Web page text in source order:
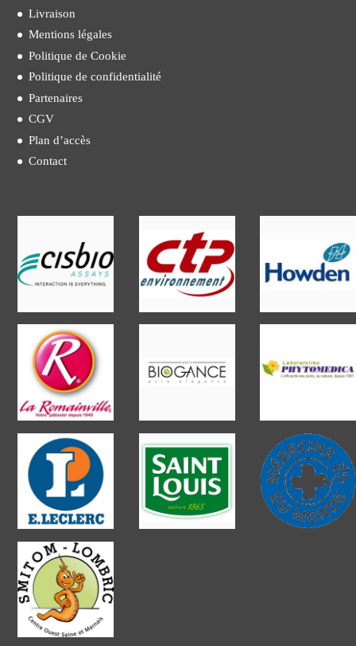
Livraison
Mentions légales
Politique de Cookie
Politique de confidentialité
Partenaires
CGV
Plan d’accès
Contact